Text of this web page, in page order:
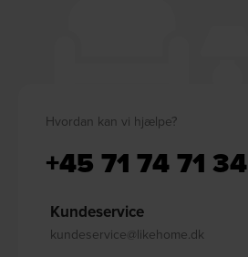
Hvordan kan vi hjælpe?
+45 71 74 71 34
Kundeservice
kundeservice@likehome.dk